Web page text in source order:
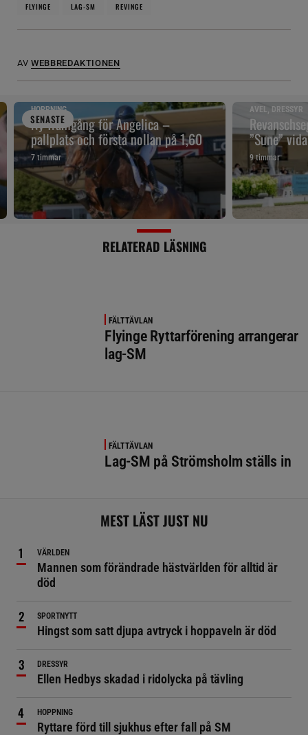
FLYINGE LAG-SM REVINGE
AV WEBBREDAKTIONEN
SENASTE
HOPPNING
Ny framgång för Angelica –
pallplats och första nollan på 1,60
7 timmar
AVEL, DRESSYR
”Sune”
9 timmar
RELATERAD LÄSNING
FÄLTTÄVLAN
Flyinge Ryttarförening arrangerar
lag-SM
FÄLTTÄVLAN
Lag-SM på Strömsholm ställs in
MEST LÄST JUST NU
VÄRLDEN
Mannen som förändrade hästvärlden för alltid är
död
SPORTNYTT
Hingst som satt djupa avtryck i hoppaveln är död
DRESSYR
Ellen Hedbys skadad i ridolycka på tävling
HOPPNING
Ryttare förd till sjukhus efter fall på SM